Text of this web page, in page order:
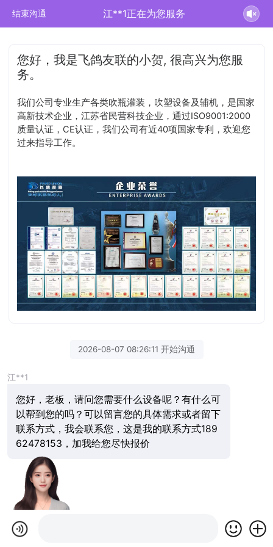
结束沟通 江**1正在为您服务
您好，我是飞鸽友联的小贺, 很高兴为您服
务。
我们公司专业生产各类吹瓶灌装，吹塑设备及辅机，是国家
高新技术企业，江苏省民营科技企业，通过ISO9001:2000
质量认证，CE认证，我们公司有近40项国家专利，欢迎您
过来指导工作。
2026-08-07 08:26:11 开始沟通
江**1
您好，老板，请问您需要什么设备呢？有什么可
以帮到您的吗？可以留言您的具体需求或者留下
联系方式，我会联系您，这是我的联系方式189
62478153，加我给您尽快报价